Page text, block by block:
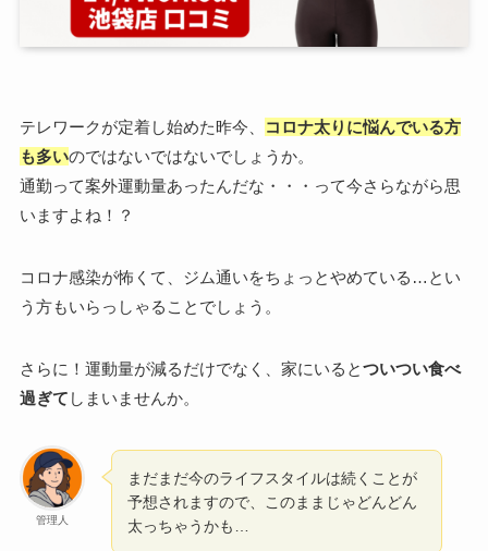
テレワークが定着し始めた昨今、
コロナ太りに悩んでいる方
も多いのではないではないでしょうか。
通勤って案外運動量あったんだな・・・って今さらながら思
いますよね！？
コロナ感染が怖くて、ジム通いをちょっとやめている…とい
う方もいらっしゃることでしょう。
さらに！運動量が減るだけでなく、家にいるとついつい食べ
過ぎて しまいませんか。
管理人
まだまだ今のライフスタイルは続くことが
予想されますので、このままじゃどんどん
太っちゃうかも…